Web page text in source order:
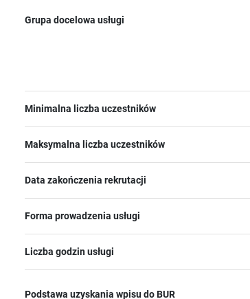
Grupa docelowa usługi
Minimalna liczba uczestników
Maksymalna liczba uczestników
Data zakończenia rekrutacji
Forma prowadzenia usługi
Liczba godzin usługi
Podstawa uzyskania wpisu do BUR